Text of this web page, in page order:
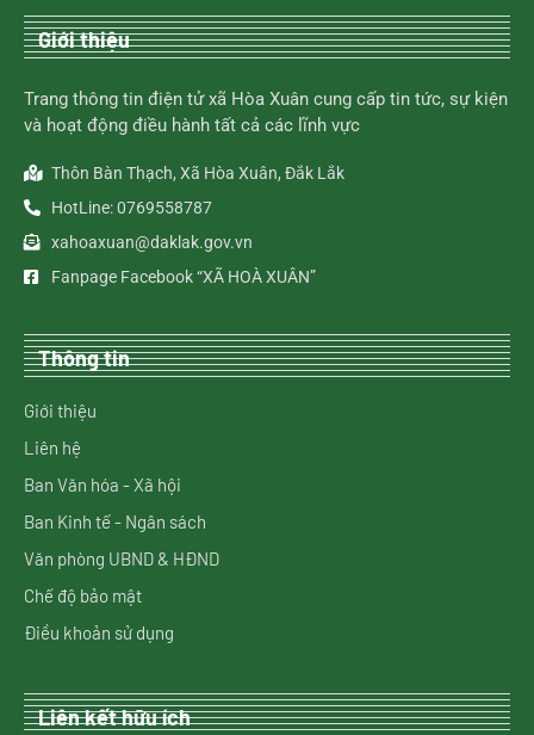
Giới thiệu
Trang thông tin điện tử xã Hòa Xuân cung cấp tin tức, sự kiện
và hoạt động điều hành tất cả các lĩnh vực
Thôn Bàn Thạch, Xã Hòa Xuân, Đắk Lắk
HotLine: 0769558787
xahoaxuan@daklak.gov.vn
Fanpage Facebook “XÃ HOÀ XUÂN”
Thông tin
Giới thiệu
Liên hệ
Ban Văn hóa - Xã hội
Ban Kinh tế - Ngân sách
Văn phòng UBND & HĐND
Chế độ bảo mật
Điều khoản sử dụng
Liên kết hữu ích